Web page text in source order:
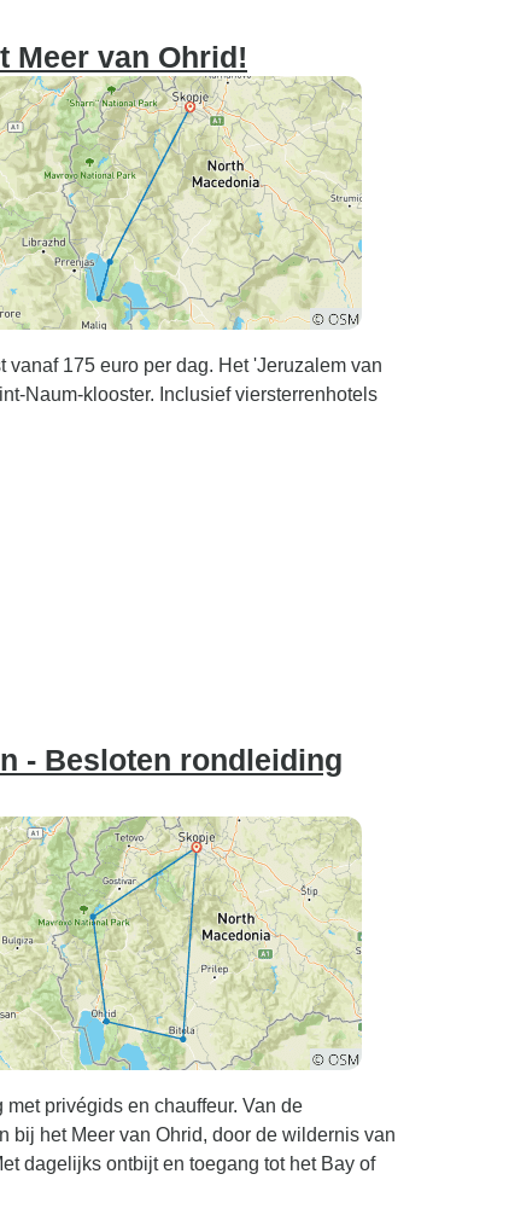
Meer van Ohrid!
175 euro per dag. Het 'Jeruzalem van
Naum-klooster. Inclusief viersterrenhotels
- Besloten rondleiding
privégids en chauffeur. Van de
bij het Meer van Ohrid, door de wildernis van
dagelijks ontbijt en toegang tot het Bay of